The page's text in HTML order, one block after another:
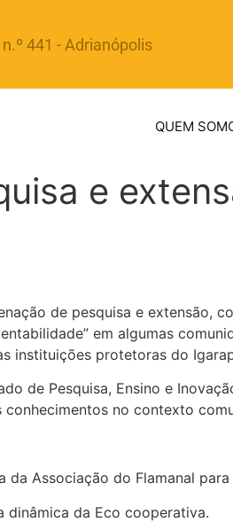
441 - Adrianópolis
QUEM
e
de pesquisa e extensão,
em algumas
instituições protetoras do
de Pesquisa, Ensino e
no contexto
da Associação do Flamanal
dinâmica da Eco cooperativa.